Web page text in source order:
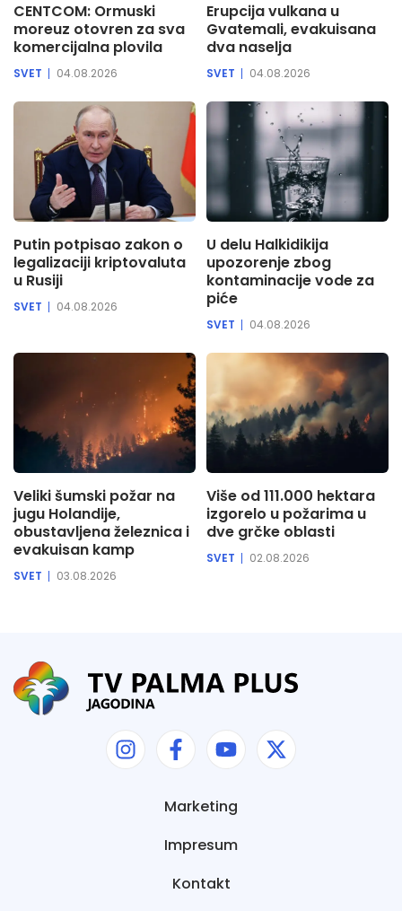
CENTCOM: Ormuski
moreuz otovren za sva
komercijalna plovila
SVET 04.08.2026
Erupcija vulkana u
Gvatemali, evakuisana
dva naselja
SVET 04.08.2026
Putin potpisao zakon o
legalizaciji kriptovaluta
u Rusiji
SVET 04.08.2026
U delu Halkidikija
upozorenje zbog
kontaminacije vode za
piće
SVET 04.08.2026
Veliki šumski požar na
jugu Holandije,
obustavljena železnica i
evakuisan kamp
SVET 03.08.2026
Više od 111.000 hektara
izgorelo u požarima u
dve grčke oblasti
SVET 02.08.2026
Marketing
Impresum
Kontakt